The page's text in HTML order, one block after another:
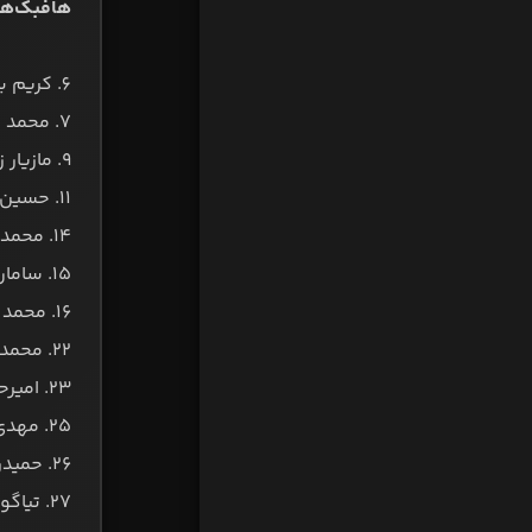
6. کریم باقری
۷. محمد پروین
۹. مازیار زارع
۱۱. حسین بادامکی
۱۴. محمد نوری
۱۵. سامان آقازمانی
۱۶. محمد منصوری
۲۲. محمدمهدی الهایی
۲۳. امیرحسین فشنگچی
۲۵. مهدی شیری
۲۶. حمیدرضا علی عسگری
۲۷. تیاگو آلوز فراگا